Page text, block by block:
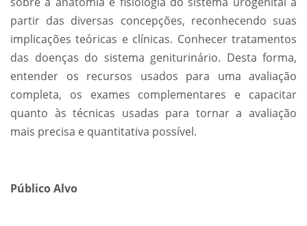
partir das diversas concepções, reconhecendo suas
implicações teóricas e clínicas. Conhecer tratamentos
das doenças do sistema geniturinário. Desta forma,
entender os recursos usados para uma avaliação
completa, os exames complementares e capacitar
quanto às técnicas usadas para tornar a avaliação
mais precisa e quantitativa possível.
Público Alvo